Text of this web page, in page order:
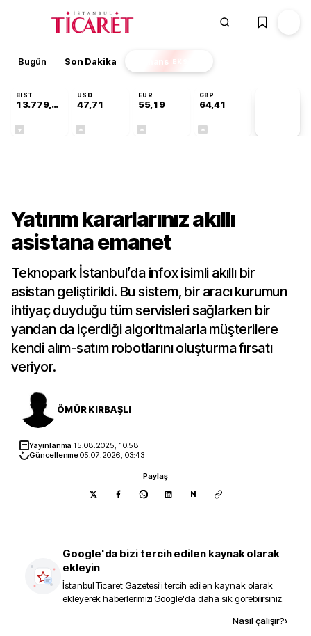
Bugün Son Dakika Finans EKSTRA
BIST
13.779,39
USD
47,71
EUR
55,19
GBP
64,41
Yatırım kararlarınız akıllı
asistana emanet
Teknopark İstanbul’da infox isimli akıllı bir
asistan geliştirildi. Bu sistem, bir aracı kurumun
ihtiyaç duyduğu tüm servisleri sağlarken bir
yandan da içerdiği algoritmalarla müşterilere
kendi alım-satım robotlarını oluşturma fırsatı
veriyor.
ÖMÜR KIRBAŞLI
Yayınlanma 15.08.2025, 10:58
Güncellenme05.07.2026, 03:43
Paylaş
N
Google'da bizi tercih edilen kaynak olarak
ekleyin
İstanbul Ticaret Gazetesi'i tercih edilen kaynak olarak
ekleyerek haberlerimizi Google'da daha sık görebilirsiniz.
Nasıl çalışır?›